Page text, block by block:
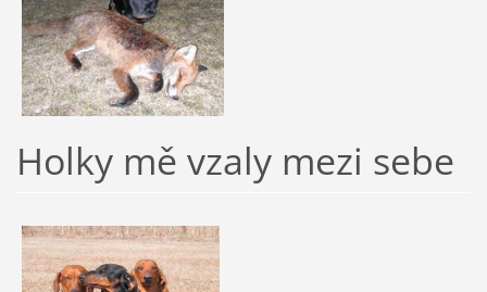
Holky mě vzaly mezi sebe